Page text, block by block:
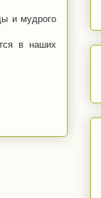
и мудрого
в наших